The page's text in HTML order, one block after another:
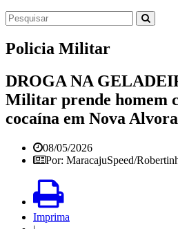
Policia Militar
DROGA NA
Militar prende homem
cocaína em Nova
08/05/2026
Por: MaracajuSpeed/
Imprima